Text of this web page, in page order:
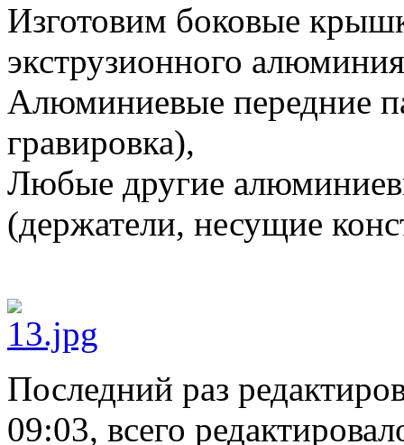
Изготовим боковые
экструзионного
Алюминиевые передние
гравировка),
Любые другие
(держатели, несущие
Последний раз
09:03, всего